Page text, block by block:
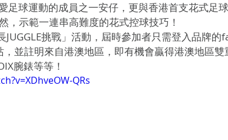
LVMH Watch Week 2021 WATCHES & WONDERS 2021
足球運動的成員之一安仔，更與香港首支花式足
，示範一連串高難度的花式控球技巧！
挑戰」活動，屆時參加者只需登入品牌的
並註明來自港澳地區，即有機會贏得港澳地區雙
腕錶等等！
QRs